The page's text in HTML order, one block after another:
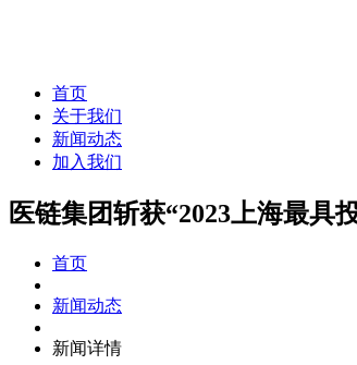
首页
关于我们
新闻动态
加入我们
医链集团斩获“2023上海最具
首页
新闻动态
新闻详情